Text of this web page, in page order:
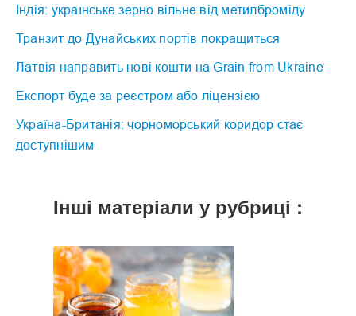
Індія: українське зерно вільне від метилброміду
Транзит до Дунайських портів покращиться
Латвія направить нові кошти на Grain from Ukraine
Експорт буде за реєстром або ліцензією
Україна-Британія: чорноморський коридор стає
доступнішим
Інші матеріали у рубриці :